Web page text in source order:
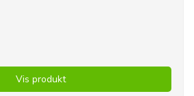
Vis produkt